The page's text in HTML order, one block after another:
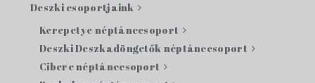
Deszki csoportjaink
Kerepetye néptánccsoport
Deszki Deszkadöngetők néptánccsoport
Cibere néptánccsoport